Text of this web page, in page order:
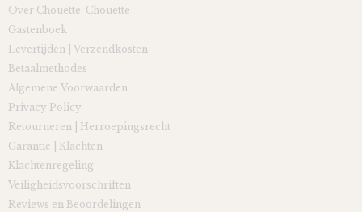
Over Chouette-Chouette
Gastenboek
Levertijden | Verzendkosten
Betaalmethodes
Algemene Voorwaarden
Privacy Policy
Retourneren | Herroepingsrecht
Garantie | Klachten
Klachtenregeling
Veiligheidsvoorschriften
Reviews en Beoordelingen